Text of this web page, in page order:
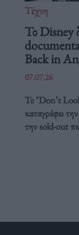
Τέχνη
Το Disney
Back in
07.07.26
Το "Don’t
καταγράφει
την sold-out